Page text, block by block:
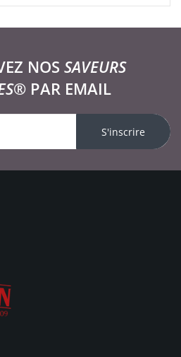
NOS SAVEURS
PAR EMAIL
S'inscrire